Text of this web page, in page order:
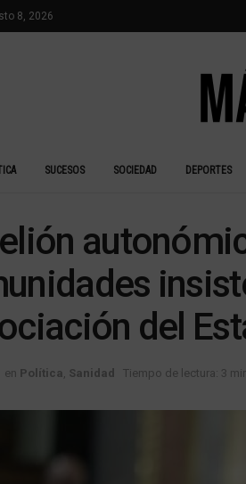
8, 2026
SUCESOS SOCIEDAD DEPORTES
del
en Política Sanidad Tiempo de lectura: 3